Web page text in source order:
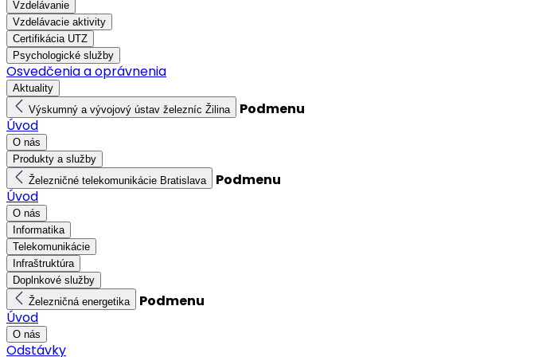
Vzdelávanie
Vzdelávacie aktivity
Certifikácia UTZ
Psychologické služby
Osvedčenia a oprávnenia
Aktuality
Výskumný a vývojový ústav železníc Žilina
Podmenu
Úvod
O nás
Produkty a služby
Železničné telekomunikácie Bratislava
Podmenu
Úvod
O nás
Informatika
Telekomunikácie
Infraštruktúra
Doplnkové služby
Železničná energetika
Podmenu
Úvod
O nás
Odstávky